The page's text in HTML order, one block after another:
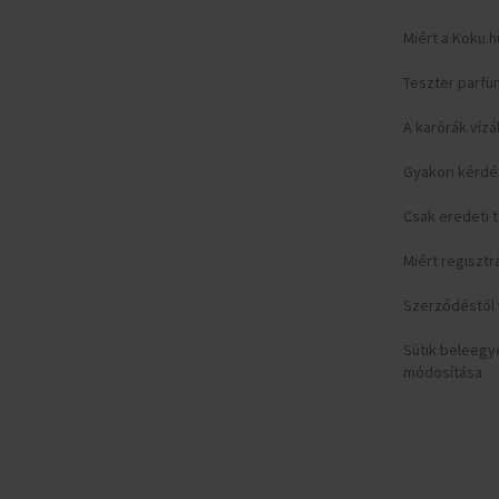
Miért a
Teszter
A karórák
Gyakori
Csak eredeti
Miért
Szerződéstől
Sütik
módosítása